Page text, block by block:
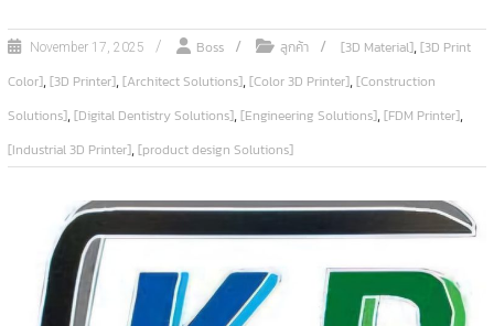
November 17, 2025 Boss ลูกค้า [3D Material],[3D Print
Color],[3D Printer],[Architect Solutions],[Color 3D Printer],[Construction
Solutions],[Digital Dentistry Solutions],[Engineering Solutions],[FDM Printer],
[Industrial 3D Printer],[product design Solutions]